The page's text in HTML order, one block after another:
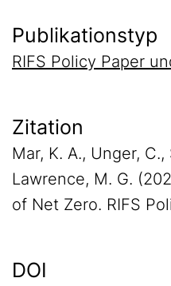
Publikationstyp
RIFS Policy Paper
Zitation
Mar, K. A., Unger,
Lawrence, M. G.
of Net Zero. RIFS
DOI